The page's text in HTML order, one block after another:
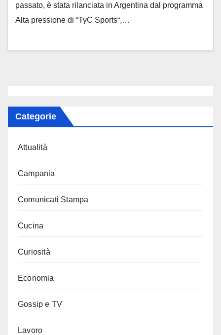
passato, è stata rilanciata in Argentina dal programma
Alta pressione di “TyC Sports“,…
Categorie
Attualità
Campania
Comunicati Stampa
Cucina
Curiosità
Economia
Gossip e TV
Lavoro